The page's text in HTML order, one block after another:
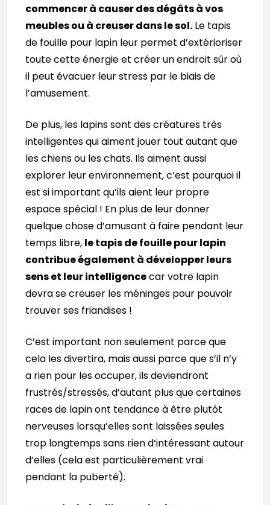
commencer à causer des dégâts à vos
meubles ou à creuser dans le sol. Le tapis
de fouille pour lapin leur permet d’extérioriser
toute cette énergie et créer un endroit sûr où
il peut évacuer leur stress par le biais de
l’amusement.
De plus, les lapins sont des créatures très
intelligentes qui aiment jouer tout autant que
les chiens ou les chats. Ils aiment aussi
explorer leur environnement, c’est pourquoi il
est si important qu’ils aient leur propre
espace spécial ! En plus de leur donner
quelque chose d’amusant à faire pendant leur
temps libre, le tapis de fouille pour lapin
contribue également à développer leurs
sens et leur intelligencecar votre lapin
devra se creuser les méninges pour pouvoir
trouver ses friandises !
C’est important non seulement parce que
cela les divertira, mais aussi parce que s’il n’y
a rien pour les occuper, ils deviendront
frustrés/stressés, d’autant plus que certaines
races de lapin ont tendance à être plutôt
nerveuses lorsqu’elles sont laissées seules
trop longtemps sans rien d’intéressant autour
d’elles (cela est particulièrement vrai
pendant la puberté).